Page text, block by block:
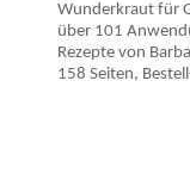
Wunderkraut für
über 101
Rezepte von
158 Seiten,